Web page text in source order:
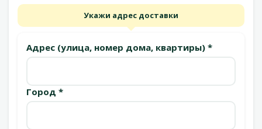
Укажи адрес доставки
Адрес (улица, номер дома, квартиры) *
Город *